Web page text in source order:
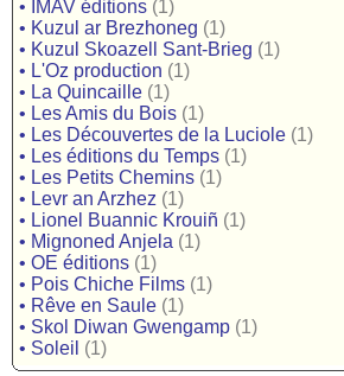
•
IMAV éditions (1)
• Kuzul ar Brezhoneg (1)
• Kuzul Skoazell Sant-Brieg (1)
• L'Oz production (1)
• La Quincaille (1)
• Les Amis du Bois (1)
• Les Découvertes de la Luciole (1)
• Les éditions du Temps (1)
• Les Petits Chemins (1)
• Levr an Arzhez (1)
• Lionel Buannic Krouiñ (1)
• Mignoned Anjela (1)
• OE éditions (1)
• Pois Chiche Films (1)
• Rêve en Saule (1)
• Skol Diwan Gwengamp (1)
• Soleil (1)